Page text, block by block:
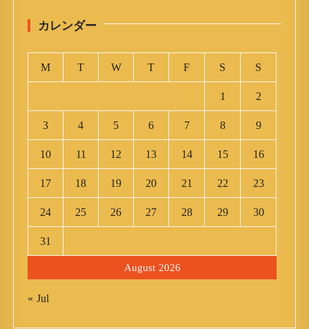
カレンダー
August 2026
M T W T F S S
1 2
3 4 5 6 7 8 9
10 11 12 13 14 15 16
17 18 19 20 21 22 23
24 25 26 27 28 29 30
31
« Jul